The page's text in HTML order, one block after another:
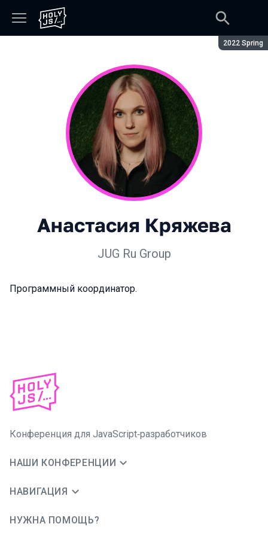
Сезон:
2022 Spring
Анастасия Кряжева
JUG Ru Group
Программный координатор.
Конференция для JavaScript‑разработчиков
НАШИ КОНФЕРЕНЦИИ
НАВИГАЦИЯ
НУЖНА ПОМОЩЬ?